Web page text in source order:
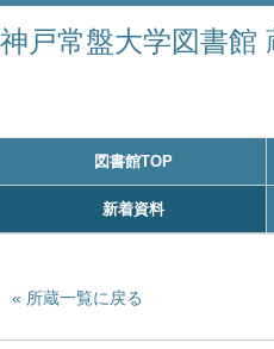
神戸常盤大学図書館
図書館TOP
新着資料
所蔵一覧に戻る